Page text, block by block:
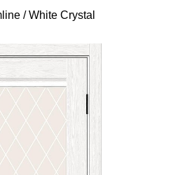
/ White Сrystal